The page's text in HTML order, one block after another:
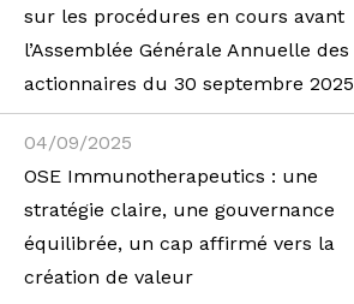
sur les procédures en cours avant
l’Assemblée Générale Annuelle des
actionnaires du 30 septembre 2025
04/09/2025
OSE Immunotherapeutics : une
stratégie claire, une gouvernance
équilibrée, un cap affirmé vers la
création de valeur